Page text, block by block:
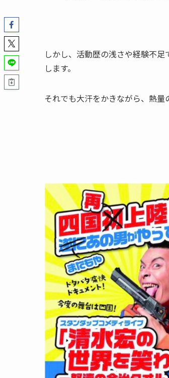
しかし、活動歴の浅さや経験不
します。
それでも大汗をかきながら、熱量